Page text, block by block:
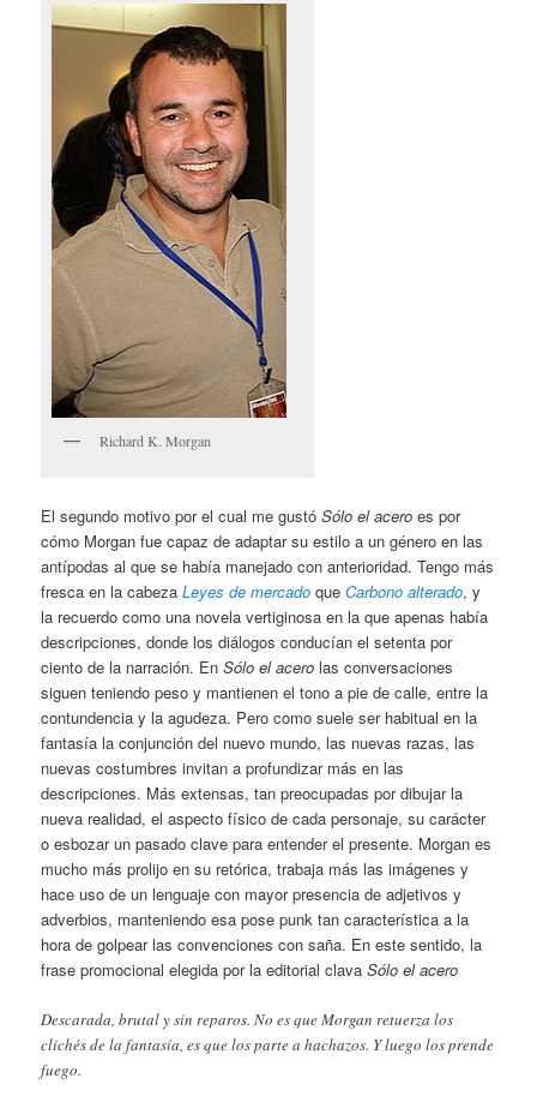
Richard K. Morgan
El segundo motivo por el cual me gustóSólo el acero es por
cómo Morgan fue capaz de adaptar su estilo a un género en las
antípodas al que se había manejado con anterioridad. Tengo más
fresca en la cabezaLeyes de mercado queCarbono alterado, y
la recuerdo como una novela vertiginosa en la que apenas había
descripciones, donde los diálogos conducían el setenta por
ciento de la narración. EnSólo el acero las conversaciones
siguen teniendo peso y mantienen el tono a pie de calle, entre la
contundencia y la agudeza. Pero como suele ser habitual en la
fantasía la conjunción del nuevo mundo, las nuevas razas, las
nuevas costumbres invitan a profundizar más en las
descripciones. Más extensas, tan preocupadas por dibujar la
nueva realidad, el aspecto físico de cada personaje, su carácter
o esbozar un pasado clave para entender el presente. Morgan es
mucho más prolijo en su retórica, trabaja más las imágenes y
hace uso de un lenguaje con mayor presencia de adjetivos y
adverbios, manteniendo esa pose punk tan característica a la
hora de golpear las convenciones con saña. En este sentido, la
frase promocional elegida por la editorial clavaSólo el acero
Descarada, brutal y sin reparos. No es que Morgan retuerza los
clichés de la fantasía, es que los parte a hachazos. Y luego los prende
fuego.